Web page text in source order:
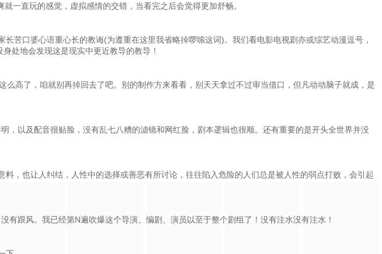
一直玩的感觉，虚拟感情的交错，当看完之后会觉得更加舒畅。
苦口婆心语重心长的教诲(为遵重在这里我省略掉啰嗦这词)。我们看电影电视剧亦或综艺动漫逗号，
处地会发现这是现实中更近教导的教导！
高了，咱就别再掉回去了吧。别的制作方来看看，别天天拿过不过审当借口，但凡动动脑子就成，是
，以及配音很贴脸，没有乱七八糟的滤镜和网红脸，剧本逻辑也很顺。还有重要的是开头全世界并没
，也让人纠结，人性中的选择或善恶有所讨论，往往陷入危险的人们总是被人性的弱点打败，会引起
跟风。我已经第N遍吹爆这个导演、编剧、演员以至于整个剧组了！没有注水没有注水！